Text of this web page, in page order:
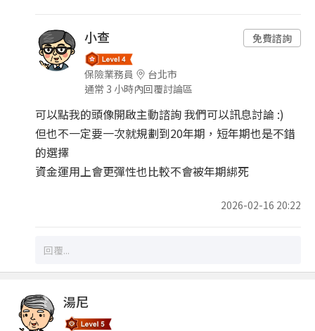
小查
保險業務員
台北市
通常 3 小時內回覆討論區
免費諮詢
可以點我的頭像開啟主動諮詢 我們可以訊息討論 :)
但也不一定要一次就規劃到20年期，短年期也是不錯
的選擇
資金運用上會更彈性也比較不會被年期綁死
2026-02-16 20:22
湯尼